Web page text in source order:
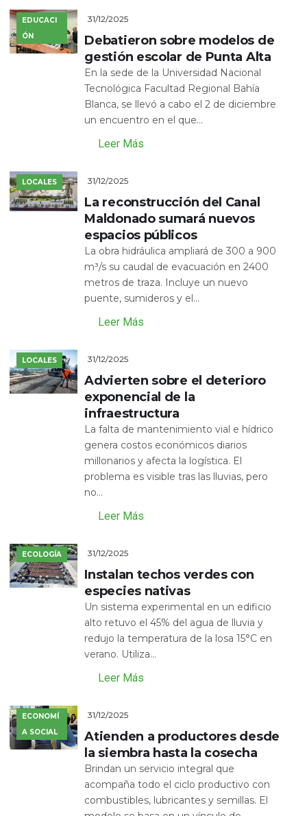
EDUCACI
ÓN
31/12/2025
Debatieron sobre modelos de
gestión escolar de Punta Alta
En la sede de la Universidad Nacional
Tecnológica Facultad Regional Bahía
Blanca, se llevó a cabo el 2 de diciembre
un encuentro en el que...
Leer Más
LOCALES 31/12/2025
La reconstrucción del Canal
Maldonado sumará nuevos
espacios públicos
La obra hidráulica ampliará de 300 a 900
m³/s su caudal de evacuación en 2400
metros de traza. Incluye un nuevo
puente, sumideros y el...
Leer Más
LOCALES 31/12/2025
Advierten sobre el deterioro
exponencial de la
infraestructura
La falta de mantenimiento vial e hídrico
genera costos económicos diarios
millonarios y afecta la logística. El
problema es visible tras las lluvias, pero
no...
Leer Más
ECOLOGÍA 31/12/2025
Instalan techos verdes con
especies nativas
Un sistema experimental en un edificio
alto retuvo el 45% del agua de lluvia y
redujo la temperatura de la losa 15°C en
verano. Utiliza...
Leer Más
ECONOMÍ
A SOCIAL
31/12/2025
Atienden a productores desde
la siembra hasta la cosecha
Brindan un servicio integral que
acompaña todo el ciclo productivo con
combustibles, lubricantes y semillas. El